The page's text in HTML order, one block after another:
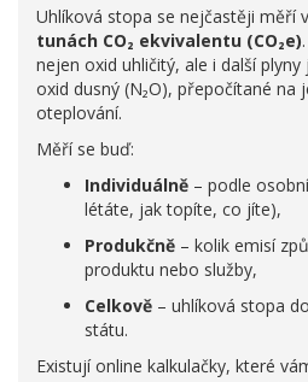
Uhlíková stopa se nejčastěji měří v
tunách CO₂ ekvivalentu (CO₂e)
nejen oxid uhličitý, ale i další plyny
oxid dusný (N₂O), přepočítané na
oteplování.
Měří se buď:
Individuálně – podle
létáte, jak topíte, co jíte),
Produkčně – kolik emisí
produktu nebo služby,
Celkově – uhlíková stopa
státu.
Existují online kalkulačky, které